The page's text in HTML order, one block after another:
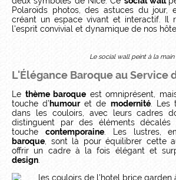
Polaroïds photos, des astuces du jour,
créant un espace vivant et interactif. Il
l'esprit convivial et dynamique de nos
Le social wall peint à la main
L'Élégance Baroque au Service
Le thème baroque est omniprésent,
touche d’humouret de modernité. Les
dans les couloirs, avec leurs cadres
distinguent par des éléments
touche contemporaine. Les lustres,
baroque , sont là pour équilibrer cette
offrir un cadre à la fois élégant et
design